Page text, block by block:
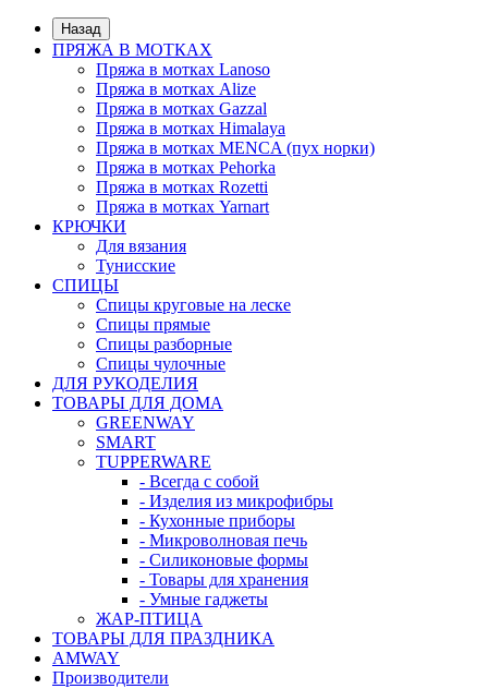
Назад
ПРЯЖА В МОТКАХ
Пряжа в мотках Lanoso
Пряжа в мотках Alize
Пряжа в мотках Gazzal
Пряжа в мотках Himalaya
Пряжа в мотках MENCA (пух норки)
Пряжа в мотках Pehorka
Пряжа в мотках Rozetti
Пряжа в мотках Yarnart
КРЮЧКИ
Для вязания
Тунисские
СПИЦЫ
Спицы круговые на леске
Спицы прямые
Спицы разборные
Спицы чулочные
ДЛЯ РУКОДЕЛИЯ
ТОВАРЫ ДЛЯ ДОМА
GREENWAY
SMART
TUPPERWARE
- Всегда с собой
- Изделия из микрофибры
- Кухонные приборы
- Микроволновая печь
- Силиконовые формы
- Товары для хранения
- Умные гаджеты
ЖАР-ПТИЦА
ТОВАРЫ ДЛЯ ПРАЗДНИКА
AMWAY
Производители